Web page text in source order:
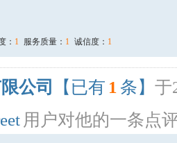
： 1 服务质量： 1 诚信度： 1
公司 【已有 1 条】 于
用户对他的一条点